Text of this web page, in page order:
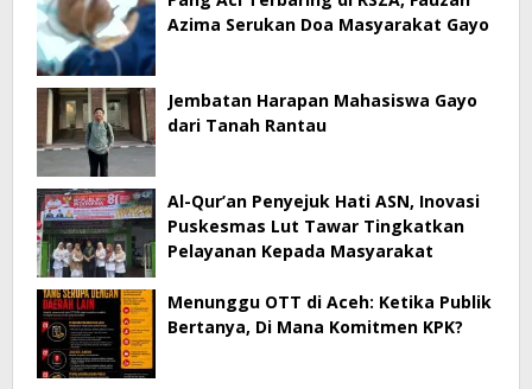
Azima Serukan Doa Masyarakat Gayo
Jembatan Harapan Mahasiswa Gayo
dari Tanah Rantau
Al-Qur’an Penyejuk Hati ASN, Inovasi
Puskesmas Lut Tawar Tingkatkan
Pelayanan Kepada Masyarakat
Menunggu OTT di Aceh: Ketika Publik
Bertanya, Di Mana Komitmen KPK?